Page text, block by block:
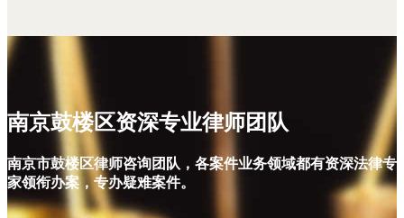
南京鼓楼区资深专业律师团队
南京市鼓楼区律师咨询团队，各案件业务领域都有资深法律专
家领衔办案，专办疑难案件。